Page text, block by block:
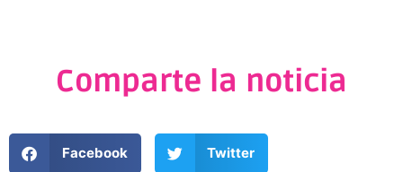
Comparte la noticia
Facebook Twitter